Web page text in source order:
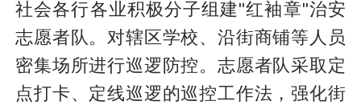
社会各行各业积极分子组建"红袖章"治安
志愿者队。对辖区学校、沿街商铺等人员
密集场所进行巡逻防控。志愿者队采取定
点打卡、定线巡逻的巡控工作法，强化街